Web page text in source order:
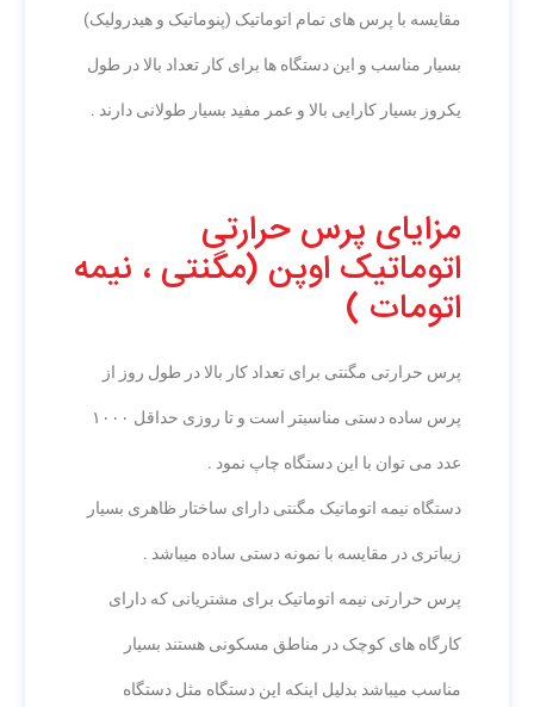
مقایسه با پرس های تمام اتوماتیک (پنوماتیک و هیدرولیک)
بسیار مناسب و این دستگاه ها برای کار تعداد بالا در طول
یکروز بسیار کارایی بالا و عمر مفید بسیار طولانی دارند .
مزایای پرس حرارتی
اتوماتیک اوپن (مگنتی ، نیمه
اتومات )
پرس حرارتی مگنتی برای تعداد کار بالا در طول روز از
پرس ساده دستی مناسبتر است و تا روزی حداقل ۱۰۰۰
عدد می توان با این دستگاه چاپ نمود .
دستگاه نیمه اتوماتیک مگنتی دارای ساختار ظاهری بسیار
زیباتری در مقایسه با نمونه دستی ساده میباشد .
پرس حرارتی نیمه اتوماتیک برای مشتریانی که دارای
کارگاه های کوچک در مناطق مسکونی هستند بسیار
مناسب میباشد بدلیل اینکه این دستگاه مثل دستگاه